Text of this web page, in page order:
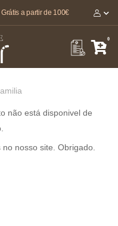
pela sua saúde e bem-estar 🤍
a partir de 100€
0
não está disponivel de
nosso site. Obrigado.